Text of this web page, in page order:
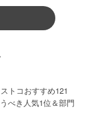
トコおすすめ121
べき人気1位＆部門